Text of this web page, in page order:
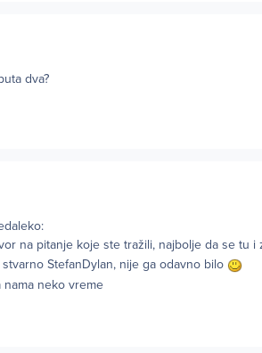
dva?
na pitanje koje ste tražili, najbolje da se tu i
stvarno StefanDylan, nije ga odavno bilo
neko vreme